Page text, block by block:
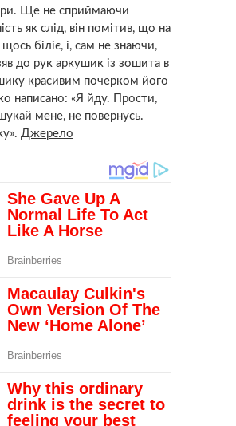
Ще не сприймаючи
як слід, він помітив, що на
біліє, і, сам не знаючи,
до рук аркушик із зошита в
красивим почерком його
написано: «Я йду. Прости,
мене, не повернусь.
Джерело